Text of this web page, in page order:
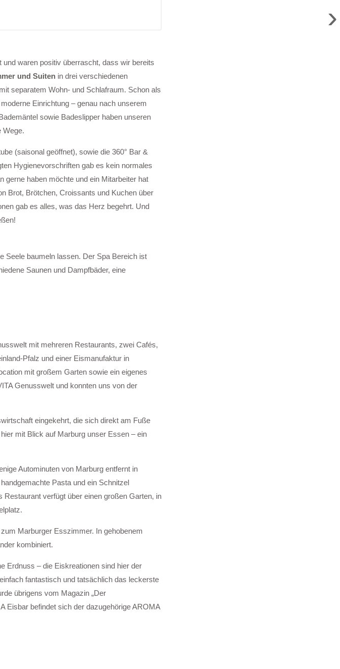
und waren positiv überrascht, dass wir bereits
und Suitenin drei verschiedenen
separatem Wohn- und Schlafraum. Schon als
Einrichtung – genau nach unserem
sowie Badeslipper haben unseren
Wege.
(saisonal geöffnet), sowie die 360° Bar &
Hygienevorschriften gab es kein normales
gerne haben möchte und ein Mitarbeiter hat
Brot, Brötchen, Croissants und Kuchen über
gab es alles, was das Herz begehrt. Und
Seele baumeln lassen. Der Spa Bereich ist
Saunen und Dampfbäder, eine
mit mehreren Restaurants, zwei Cafés,
Pfalz und einer Eismanufaktur in
mit großem Garten sowie ein eigenes
Genusswelt und konnten uns von der
eingekehrt, die sich direkt am Fuße
mit Blick auf Marburg unser Essen – ein
Autominuten von Marburg entfernt in
Pasta und ein Schnitzel
verfügt über einen großen Garten, in
Marburger Esszimmer. In gehobenem
kombiniert.
Erdnuss – die Eiskreationen sind hier der
fantastisch und tatsächlich das leckerste
übrigens vom Magazin „Der
Eisbar befindet sich der dazugehörige AROMA
›